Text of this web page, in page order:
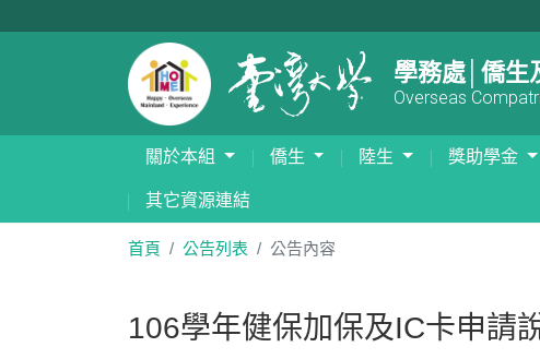
學務處│僑生
Overseas
關於本組 僑生 陸生 獎助學金
其它資源連結
首頁 公告列表 公告內容
106學年健保加保及IC卡申請